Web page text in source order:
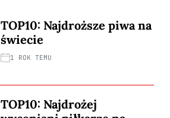
TOP10: Najdroższe piwa na
świecie
1 ROK TEMU
TOP10: Najdrożej